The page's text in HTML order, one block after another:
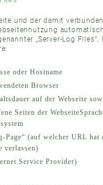
und der damit
„Server-Log
oder Hostname
Browser
auf der Webseite
Seiten der
Page“ (auf welcher URL hat
verlassen)
Service Provider)